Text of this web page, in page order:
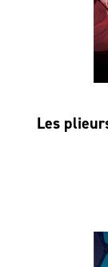
Les